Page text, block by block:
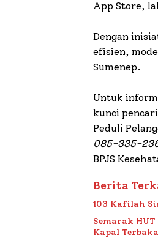
App Store,
Dengan
efisien,
Sumenep.
Untuk
kunci
Peduli
085-335-
BPJS
Berita
103 Kafilah
Semarak
Kapal